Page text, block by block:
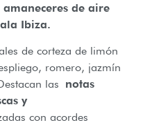
amaneceres de aire
Ibiza.
de corteza de limón
romero, jazmín
las notas
y
con acordes